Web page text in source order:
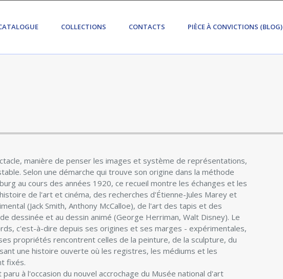
COLLECTIONS CONTACTS PIÈCE À CONVICTIONS (BLOG)
manière de penser les images et système de représentations,
Selon une démarche qui trouve son origine dans la méthode
au cours des années 1920, ce recueil montre les échanges et les
de l'art et cinéma, des recherches d'Étienne-Jules Marey et
(Jack Smith, Anthony McCalloe), de l'art des tapis et des
dessinée et au dessin animé (George Herriman, Walt Disney). Le
c'est-à-dire depuis ses origines et ses marges - expérimentales,
propriétés rencontrent celles de la peinture, de la sculpture, du
une histoire ouverte où les registres, les médiums et les
fixés.
à l'occasion du nouvel accrochage du Musée national d'art